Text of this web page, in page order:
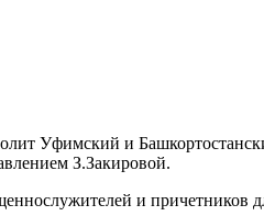
Уфимский и
З.Закировой.
и причетников